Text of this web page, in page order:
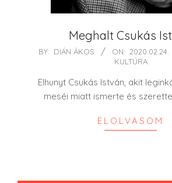
Meghalt Csukás
2020-
BY: DIÁN ÁKOS ON: 2020.02.24.
KULTÚRA
Elhunyt Csukás István, akit
meséi miatt ismerte és
ELOLVASOM